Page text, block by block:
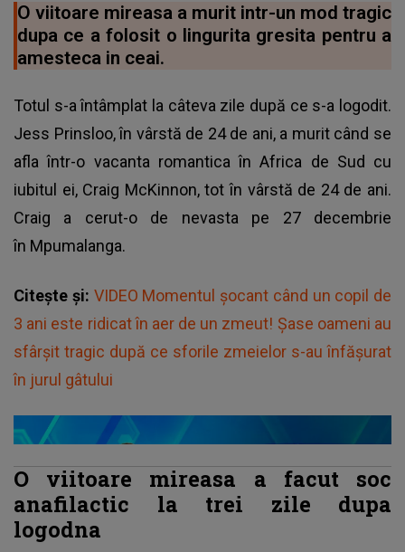
O viitoare mireasa a murit intr-un mod tragic
dupa ce a folosit o lingurita gresita pentru a
amesteca in ceai.
Totul s-a întâmplat la câteva zile după ce s-a logodit.
Jess Prinsloo, în vârstă de 24 de ani, a murit când se
afla într-o vacanta romantica în Africa de Sud cu
iubitul ei, Craig McKinnon, tot în vârstă de 24 de ani.
Craig a cerut-o de nevasta pe 27 decembrie
în Mpumalanga.
Citește și: VIDEO Momentul șocant când un copil de
3 ani este ridicat în aer de un zmeut! Șase oameni au
sfârșit tragic după ce sforile zmeielor s-au înfășurat
în jurul gâtului
O viitoare mireasa a facut soc
anafilactic la trei zile dupa
logodna